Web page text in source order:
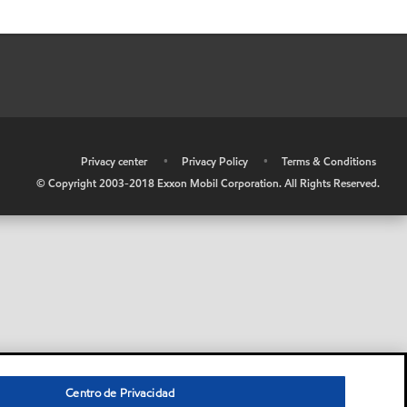
Privacy center • Privacy Policy •
Terms & Conditions
© Copyright 2003-2018 Exxon Mobil Corporation. All Rights Reserved.
Centro de Privacidad